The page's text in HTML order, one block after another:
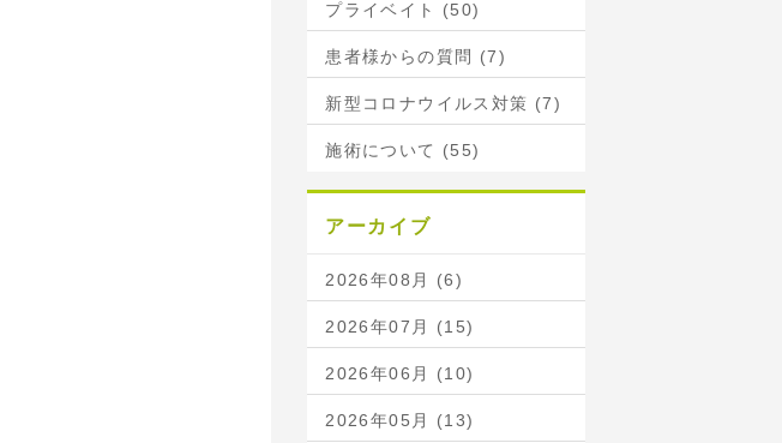
プライベイト (50)
患者様からの質問 (7)
新型コロナウイルス対策 (7)
施術について (55)
アーカイブ
2026年08月 (6)
2026年07月 (15)
2026年06月 (10)
2026年05月 (13)